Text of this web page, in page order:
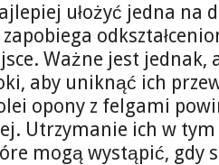
ułożyć jedna na
Ważne jest jednak,
aby uniknąć ich
opony z felgami
Utrzymanie ich w tym
mogą wystąpić, gdy